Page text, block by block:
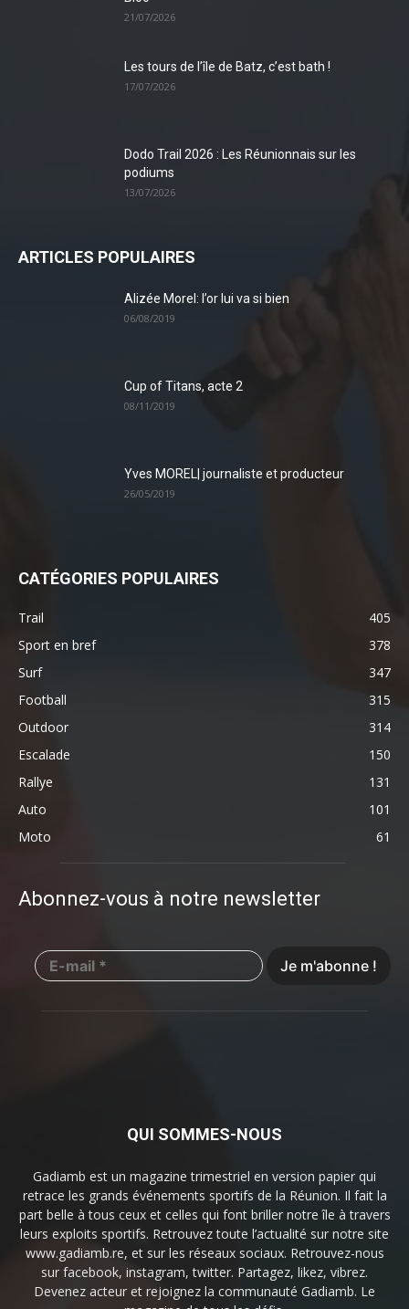
21/07/2026
Les tours de l’île de Batz, c’est bath !
17/07/2026
Dodo Trail 2026 : Les Réunionnais sur les
podiums
13/07/2026
ARTICLES POPULAIRES
Alizée Morel: l’or lui va si bien
06/08/2019
Cup of Titans, acte 2
08/11/2019
Yves MOREL| journaliste et producteur
26/05/2019
CATÉGORIES POPULAIRES
Trail
405
Sport en bref
378
Surf
347
Football
315
Outdoor
314
Escalade
150
Rallye
131
Auto
101
Moto
61
Abonnez-vous à notre newsletter
QUI SOMMES-NOUS
Gadiamb est un magazine trimestriel en version papier qui
retrace les grands événements sportifs de la Réunion. Il fait la
part belle à tous ceux et celles qui font briller notre île à travers
leurs exploits sportifs. Retrouvez toute l’actualité sur notre site
www.gadiamb.re, et sur les réseaux sociaux. Retrouvez-nous
sur facebook, instagram, twitter. Partagez, likez, vibrez.
Devenez acteur et rejoignez la communauté Gadiamb. Le